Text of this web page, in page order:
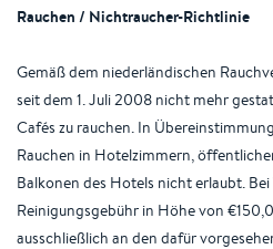
Rauchen / Nichtraucher-Richtlinie
Gemäß dem niederländischen
seit dem 1. Juli 2008 nicht mehr
Cafés zu rauchen. In
Rauchen in Hotelzimmern,
Balkonen des Hotels nicht erlaubt.
Reinigungsgebühr in Höhe von
ausschließlich an den dafür